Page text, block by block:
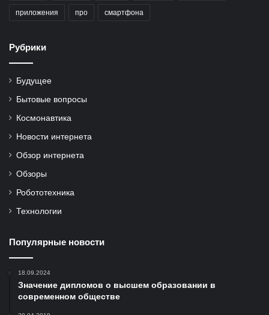
приложения про смартфона
Рубрики
Будущее
Бытовые вопросы
Космонавтика
Новости интернета
Обзор интернета
Обзоры
Робототехника
Технологии
Популярные новости
18.09.2024
Значение дипломов о высшем образовании в
современном обществе